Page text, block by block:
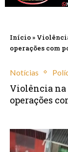
Início»
operações com
Notícias
Violência na
operações